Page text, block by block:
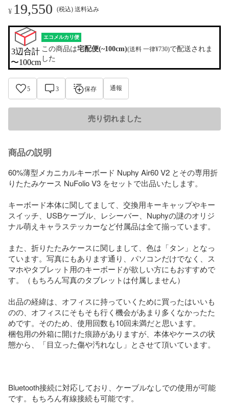
¥ 19,550 (税込) 送料込み
3辺合計
〜100cm
エコメルカリ便
この商品は宅配便(~100cm)(送料 一律¥730)で配送されま
した
5 3 保存 通報
売り切れました
商品の説明
60%薄型メカニカルキーボード Nuphy Air60 V2 とその専用折
りたたみケース NuFolio V3 をセットで出品いたします。
キーボード本体に関してまして、交換用キーキャップやキー
スイッチ、USBケーブル、レシーバー、Nuphyの謎のオリジ
ナル萌えキャラステッカーなど付属品は全て揃っています。
また、折りたたみケースに関しまして、色は「タン」となっ
ています。写真にもあります通り、パソコンだけでなく、ス
マホやタブレット用のキーボードが欲しい方にもおすすめで
す。（もちろん写真のタブレットは付属しません）
出品の経緯は、オフィスに持っていくために買ったはいいも
のの、オフィスにそもそも行く機会があまり多くなかったた
めです。そのため、使用回数も10回未満だと思います。
梱包用の外箱に開けた痕跡がありますが、本体やケースの状
態から、「目立った傷や汚れなし」とさせて頂いています。
Bluetooth接続に対応しており、ケーブルなしでの使用が可能
です。もちろん有線接続も可能です。